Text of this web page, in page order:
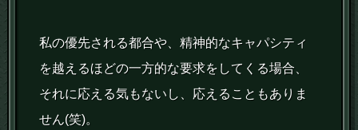
私の優先される都合や、精神的なキャパシティ
を越えるほどの一方的な要求をしてくる場合、
それに応える気もないし、応えることもありま
せん(笑)。